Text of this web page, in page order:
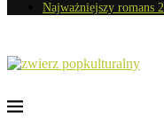
Najważniejszy romans